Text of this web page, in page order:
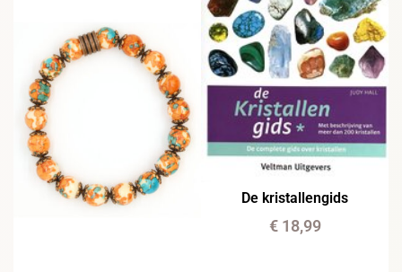
De kristallengids
€18,99